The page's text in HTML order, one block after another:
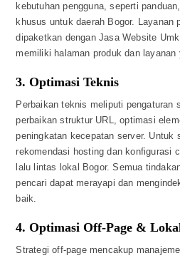
kebutuhan pengguna, seperti
khusus untuk daerah Bogor. Layanan
dipaketkan dengan Jasa Website
memiliki halaman produk dan
3. Optimasi Teknis
Perbaikan teknis meliputi pengaturan
perbaikan struktur URL, optimasi
peningkatan kecepatan server. Untuk
rekomendasi hosting dan konfigurasi
lalu lintas lokal Bogor. Semua
pencari dapat merayapi dan
baik.
4. Optimasi Off-Page &
Strategi off-page mencakup